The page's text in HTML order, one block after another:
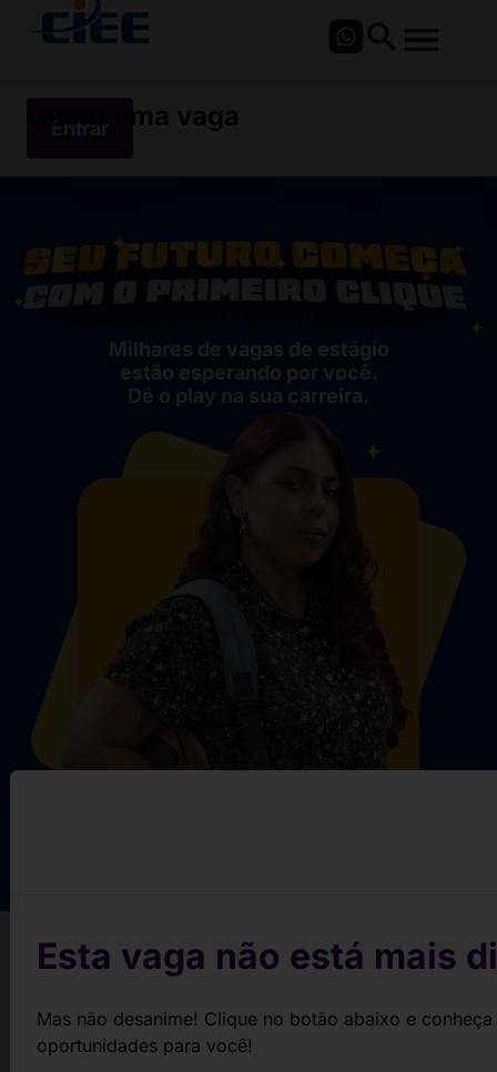
Entrar
Quero uma vaga
Milhares de vagas de estágio
estão esperando por você.
Dê o play na sua carreira.
Conquiste sua vaga em 3
passos
Esta vaga não está mais
Mas não desanime! Clique no botão abaixo e
oportunidades para você!